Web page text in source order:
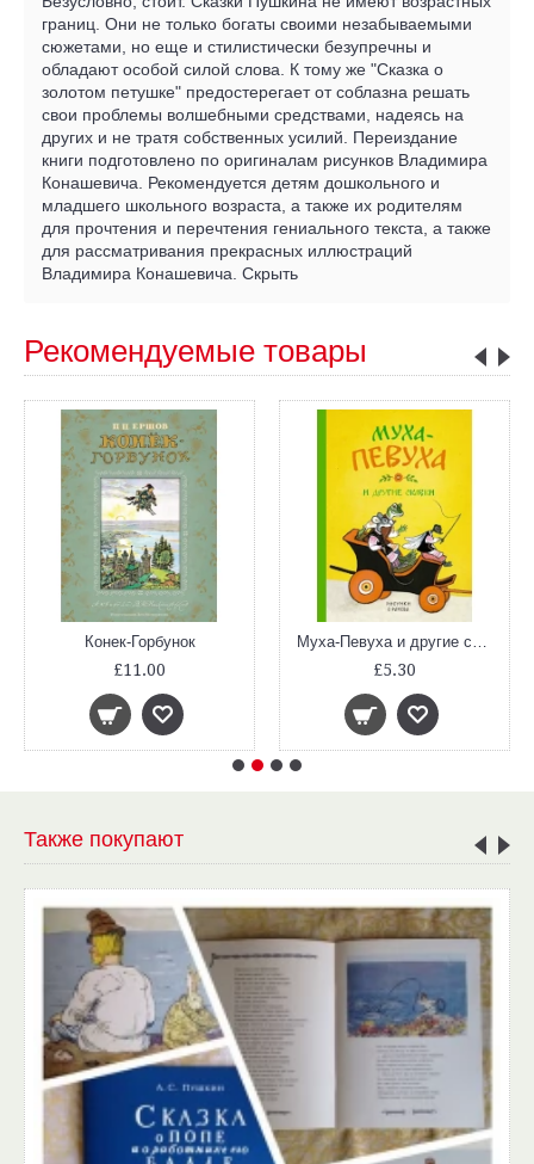
границ. Они не только богаты своими незабываемыми
сюжетами, но еще и стилистически безупречны и
обладают особой силой слова. К тому же "Сказка о
золотом петушке" предостерегает от соблазна решать
свои проблемы волшебными средствами, надеясь на
других и не тратя собственных усилий. Переиздание
книги подготовлено по оригиналам рисунков Владимира
Конашевича. Рекомендуется детям дошкольного и
младшего школьного возраста, а также их родителям
для прочтения и перечтения гениального текста, а также
для рассматривания прекрасных иллюстраций
Владимира Конашевича. Скрыть
Рекомендуемые товары
Конек-Горбунок
£11.00 £5.30
Также покупают